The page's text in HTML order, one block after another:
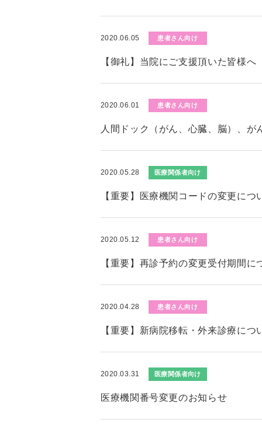
2020.06.05 患者さん向け
【御礼】当院にご支援頂いた皆様へ
2020.06.01 患者さん向け
人間ドック（がん、心臓、脳）、が
2020.05.28 医療関係者向け
【重要】医療機関コードの変更につ
2020.05.12 患者さん向け
【重要】再診予約の変更受付期間に
2020.04.28 患者さん向け
【重要】新病院移転・外来診療につ
2020.03.31 医療関係者向け
医療機関番号変更のお知らせ